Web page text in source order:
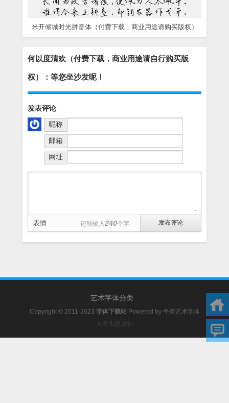
米开倾城时光拼音体（付费下载，商业用途请购买版权）
何以度清欢（付费下载，商业用途请自行购买版
权）：等您坐沙发呢！
发表评论
昵称
邮箱
网址
表情 还能输入240个字
艺术字体分类
Copyright © 2011-2023 字体下载站 Powered by 牛粪艺术字体
火车头伪原创